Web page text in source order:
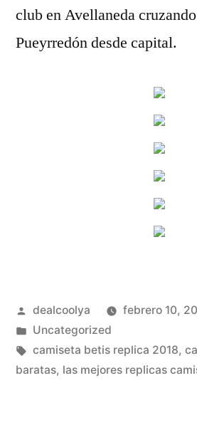
club en Avellaneda
Pueyrredón desde capital.
Publicado
por
dealcoolya
febrero 10,
Publicado
en
Uncategorized
Etiquetas:
camiseta betis replica 2018,
baratas, las mejores replicas